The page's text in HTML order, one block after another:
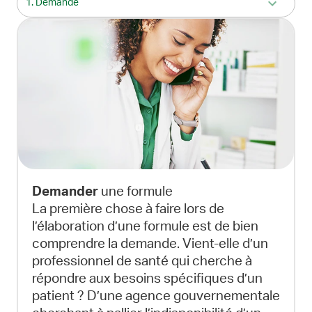
1. Demande
Demander une formule
La première chose à faire lors de
l’élaboration d’une formule est de bien
comprendre la demande. Vient-elle d’un
professionnel de santé qui cherche à
répondre aux besoins spécifiques d’un
patient ? D’une agence gouvernementale